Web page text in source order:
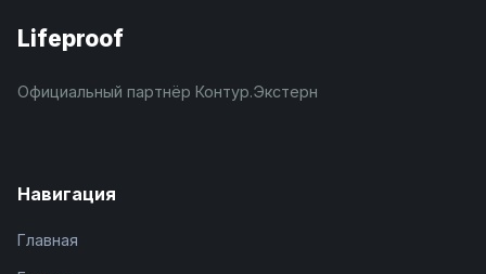
Lifeproof
Официальный партнёр Контур.Экстерн
Навигация
Главная